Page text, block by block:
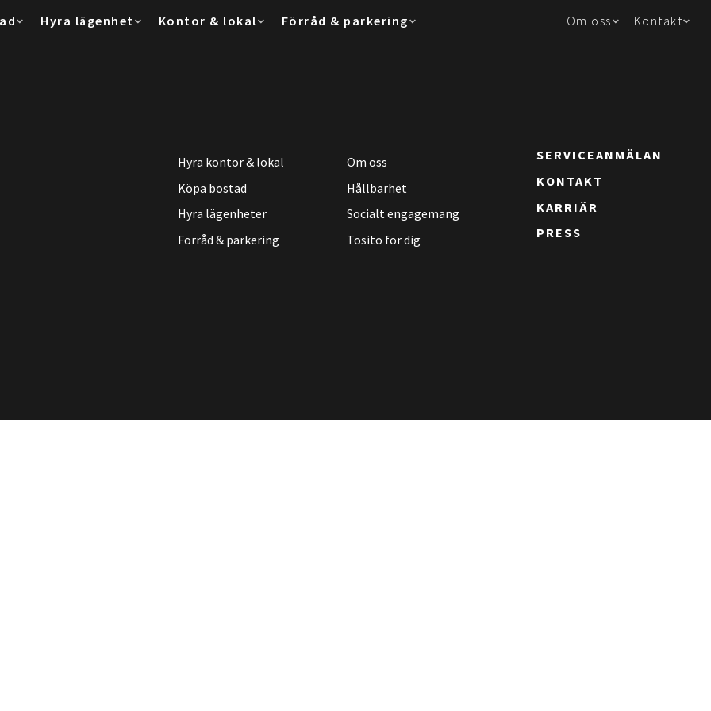
Hyra lägenhet Kontor & lokal Förråd & parkering Om oss Kontakt
Hyra kontor & lokal
Köpa bostad
Hyra lägenheter
Förråd & parkering
Om oss
Hållbarhet
Socialt engagemang
Tosito för dig
SERVICEANMÄLAN
KONTAKT
KARRIÄR
PRESS